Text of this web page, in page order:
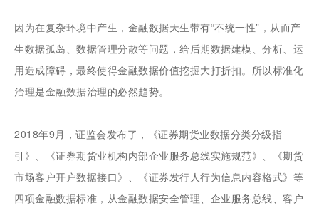
因为在复杂环境中产生，金融数据天生带有“不统一性”，从而产
生数据孤岛、数据管理分散等问题，给后期数据建模、分析、运
用造成障碍，最终使得金融数据价值挖掘大打折扣。所以标准化
治理是金融数据治理的必然趋势。
2018年9月，证监会发布了，《证券期货业数据分类分级指
引》、《证券期货业机构内部企业服务总线实施规范》、《期货
市场客户开户数据接口》、《证券发行人行为信息内容格式》等
四项金融数据标准，从金融数据安全管理、企业服务总线、客户